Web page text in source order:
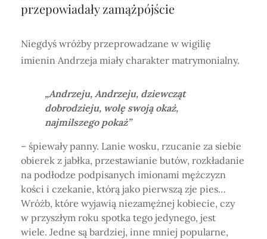
przepowiadały zamążpójście
Niegdyś wróżby przeprowadzane w wigilię
imienin Andrzeja miały charakter matrymonialny.
„Andrzeju, Andrzeju, dziewcząt
dobrodzieju, wolę swoją okaż,
najmilszego pokaż”
– śpiewały panny. Lanie wosku, rzucanie za siebie
obierek z jabłka, przestawianie butów, rozkładanie
na podłodze podpisanych imionami mężczyzn
kości i czekanie, którą jako pierwszą zje pies…
Wróżb, które wyjawią niezamężnej kobiecie, czy
w przyszłym roku spotka tego jedynego, jest
wiele. Jedne są bardziej, inne mniej popularne,